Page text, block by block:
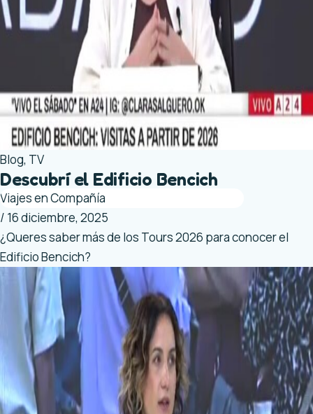
Blog, TV
Descubrí el Edificio Bencich
Viajes en Compañía
/ 16 diciembre, 2025
¿Queres saber más de los Tours 2026 para conocer el
Edificio Bencich?